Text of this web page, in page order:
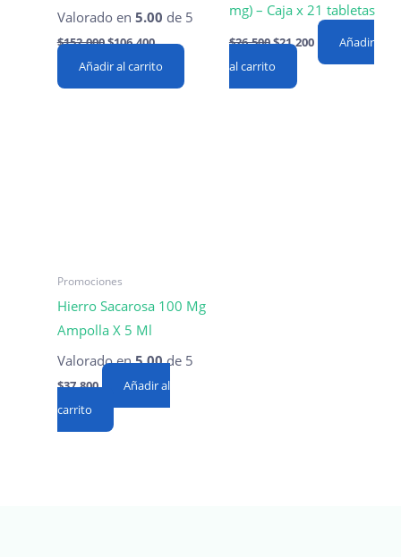
Valorado en 5.00 de 5
$152,000Original
was:
$106,400Current
price
is:
$106,400.
Añadir al carrito
mg) – Caja x 21 tabletas
$26,500Original
price
was:
$26,500.
$21,200Current
price
is:
Añadir
al carrito
Promociones
Hierro Sacarosa 100 Mg
Ampolla X 5 Ml
Valorado en5.00de 5
$37,800
Añadir al
carrito